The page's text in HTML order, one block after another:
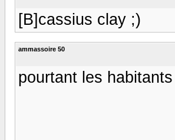
[B]cassius clay ;)
ammassoire 50
pourtant les